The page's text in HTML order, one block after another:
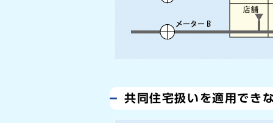
共同住宅扱いを適用でき